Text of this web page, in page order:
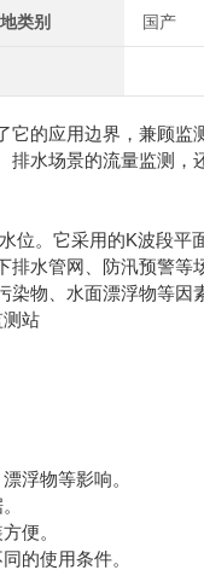
类别 国产
的应用边界，兼顾
水场景的流量监测
。它采用的K波段平
水管网、防汛预警
物、水面漂浮物等因
浮物等影响。
便。
的使用条件。